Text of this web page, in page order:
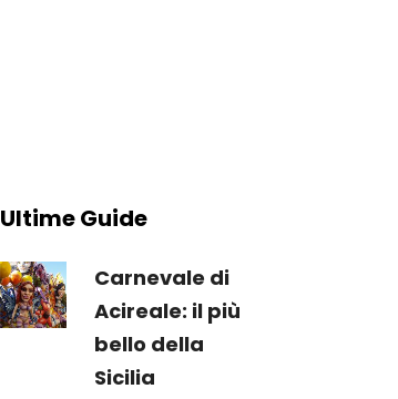
Ultime Guide
Carnevale di
Acireale: il più
bello della
Sicilia